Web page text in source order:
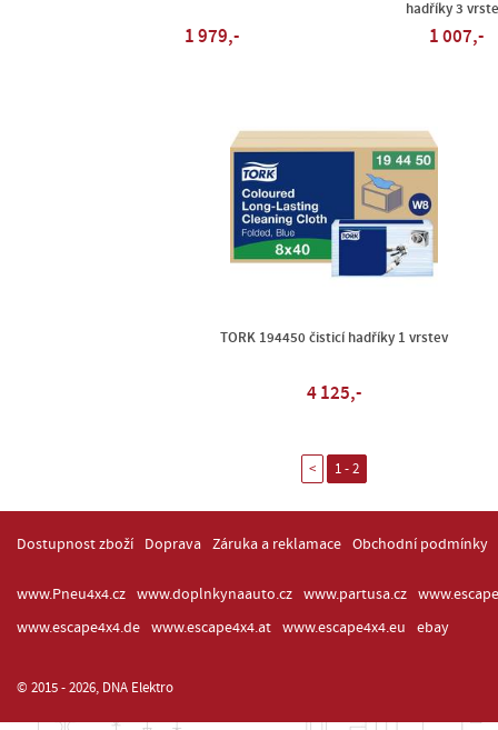
1 979,-
hadříky 3
1 007,-
TORK 194450 čisticí hadříky 1 vrstev
4 125,-
< 1 - 2
Dostupnost zboží Doprava Záruka a reklamace Obchodní podmínky
www.Pneu4x4.cz www.doplnkynaauto.cz www.partusa.cz
www.escape4x4.de
www.escape4x4.at www.escape4x4.eu ebay
© 2015 - 2026, DNA Elektro